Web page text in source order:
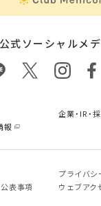
公式ソーシャルメ
企業・IR・
報
プライバシ
表事項
ウェブアク